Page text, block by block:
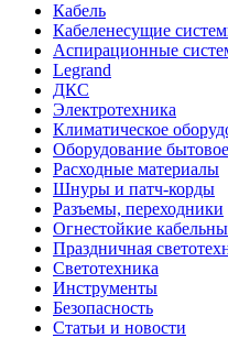
Кабель
Кабеленесущие
Аспирационные
Legrand
ДКС
Электротехника
Климатическое
Оборудование бытовое
Расходные материалы
Шнуры и патч-корды
Разъемы, переходники
Огнестойкие
Праздничная
Светотехника
Инструменты
Безопасность
Статьи и новости